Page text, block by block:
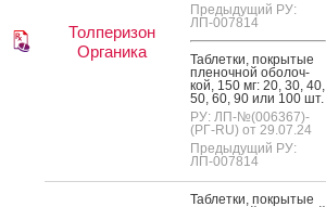
Толперизон
Органика
Предыдущий РУ:
ЛП-007814
Таб­летки, пок­ры­тые
пле­ноч­ной обо­лоч­
кой, 150 мг: 20, 30, 40,
50, 60, 90 или 100 шт.
РУ: ЛП-№(006367)-
(РГ-RU) от 29.07.24
Предыдущий РУ:
ЛП-007814
Таб­летки, пок­ры­тые